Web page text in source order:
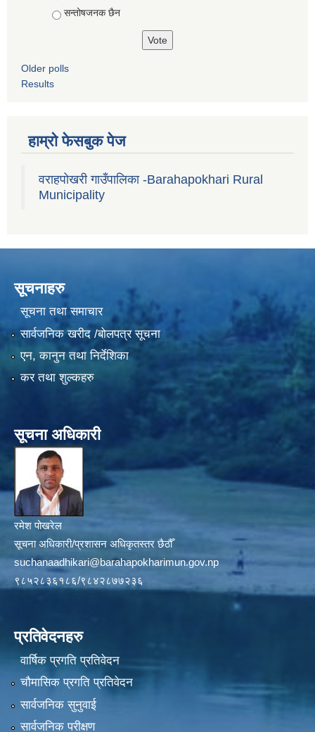
सन्तोषजनक छैन
Older polls
Results
हाम्रो फेसबुक पेज
वराहपोखरी गाउँपालिका -Barahapokhari Rural
Municipality
सूचनाहरु
सूचना तथा समाचार
सार्वजनिक खरीद /बोलपत्र सूचना
एन, कानुन तथा निर्देशिका
कर तथा शुल्कहरु
सूचना अधिकारी
रमेश पोखरेल
सूचना अधिकारी/प्रशासन अधिकृतस्तर छैठौँ
suchanaadhikari@barahapokharimun.gov.np
९८५२८३६१८६/९८४२८७७२३६
प्रतिवेदनहरु
वार्षिक प्रगति प्रतिवेदन
चौमासिक प्रगति प्रतिवेदन
सार्वजनिक सुनुवाई
सार्वजनिक परीक्षण